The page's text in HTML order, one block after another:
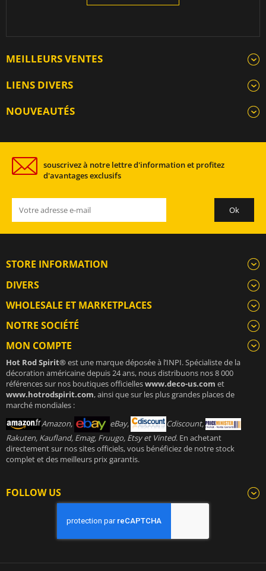
MEILLEURS VENTES
LIENS DIVERS
NOUVEAUTÉS
souscrivez à notre lettre d'information et profitez
d'avantages exclusifs
STORE INFORMATION
DIVERS
WHOLESALE ET MARKETPLACES
NOTRE SOCIÉTÉ
MON COMPTE
Hot Rod Spirit®est une marque déposée à l’INPI. Spécialiste de la
décoration américaine depuis 24 ans, nous distribuons nos 8 000
références sur nos boutiques officielleswww.deco-us.com et
www.hotrodspirit.com, ainsi que sur les plus grandes places de
marché mondiales :
Amazon,
eBay,
Cdiscount,
Rakuten, Kaufland, Emag, Fruugo, Etsy et Vinted. En achetant
directement sur nos sites officiels, vous bénéficiez de notre stock
complet et des meilleurs prix garantis.
FOLLOW US